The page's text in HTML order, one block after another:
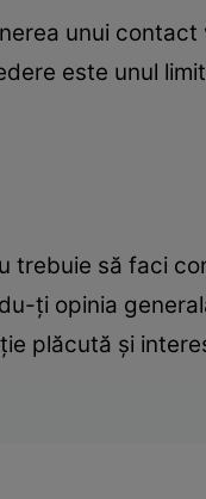
unui contact
este unul
trebuie să faci
ţi opinia
plăcută şi